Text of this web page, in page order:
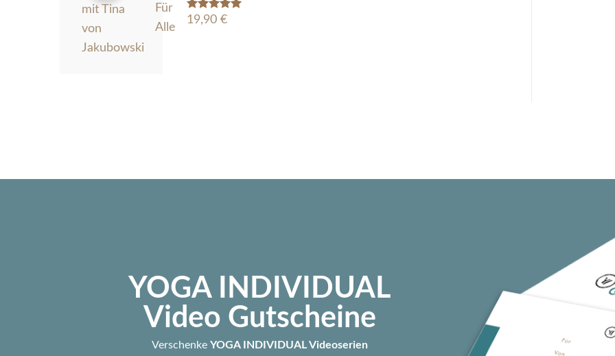
mit Tina
von
Jakubowski
Für
Alle
Rated 5.00
19,90 €
YOGA INDIVIDUAL
Video Gutscheine
Verschenke YOGA INDIVIDUAL Videoserien